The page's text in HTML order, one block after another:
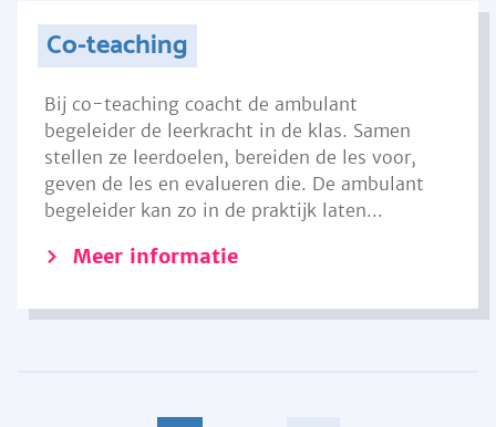
Co-teaching
Bij co-teaching coacht de ambulant
begeleider de leerkracht in de klas. Samen
stellen ze leerdoelen, bereiden de les voor,
geven de les en evalueren die. De ambulant
begeleider kan zo in de praktijk laten...
Meer informatie